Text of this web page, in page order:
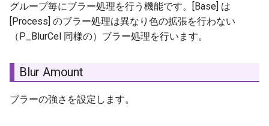
グループ毎にブラー処理を行う機能です。[Base] は
[Process] のブラー処理は異なり色の拡張を行わない
（P_BlurCel 同様の）ブラー処理を行います。
Blur Amount
ブラーの強さを設定します。